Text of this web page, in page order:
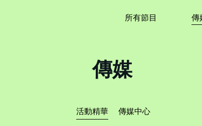
所有節目 傳
傳媒
活動精華 傳媒中心